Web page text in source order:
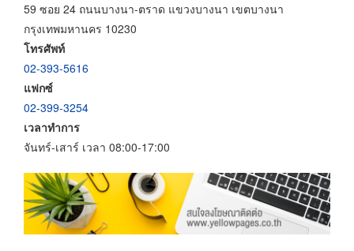
59 ซอย 24 ถนนบางนา-ตราด แขวงบางนา เขตบางนา
กรุงเทพมหานคร 10230
โทรศัพท์
02-393-5616
แฟกซ์
02-399-3254
เวลาทำการ
จันทร์-เสาร์ เวลา 08:00-17:00